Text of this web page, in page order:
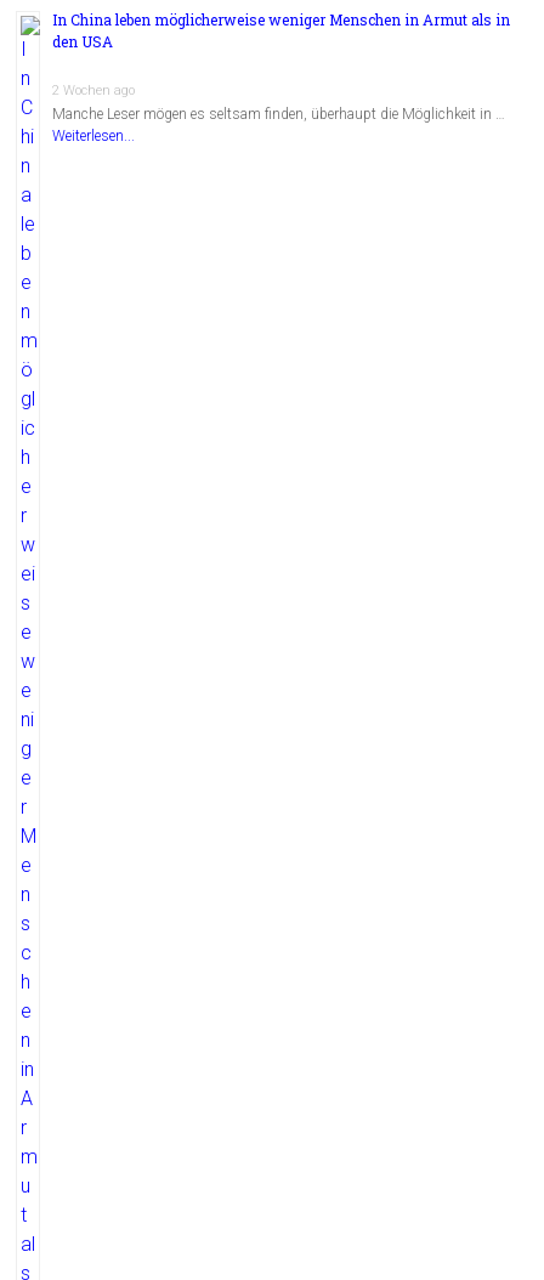
In China leben möglicherweise weniger Menschen in Armut als in
den USA
2 Wochen ago
Manche Leser mögen es seltsam finden, überhaupt die Möglichkeit in …
Weiterlesen...